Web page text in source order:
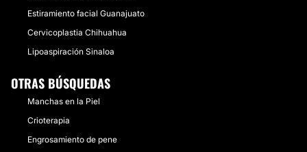
Estiramiento facial Guanajuato
Cervicoplastia Chihuahua
Lipoaspiración Sinaloa
OTRAS BÚSQUEDAS
Manchas en la Piel
Crioterapia
Engrosamiento de pene